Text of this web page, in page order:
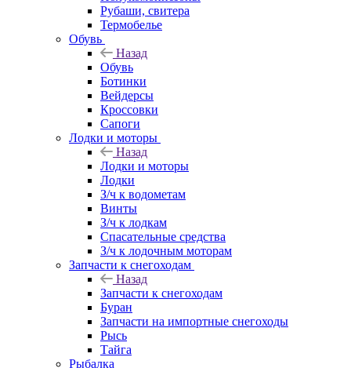
Рубаши, свитера
Термобелье
Обувь
Назад
Обувь
Ботинки
Вейдерсы
Кроссовки
Сапоги
Лодки и моторы
Назад
Лодки и моторы
Лодки
З/ч к водометам
Винты
З/ч к лодкам
Спасательные средства
З/ч к лодочным моторам
Запчасти к снегоходам
Назад
Запчасти к снегоходам
Буран
Запчасти на импортные снегоходы
Рысь
Тайга
Рыбалка